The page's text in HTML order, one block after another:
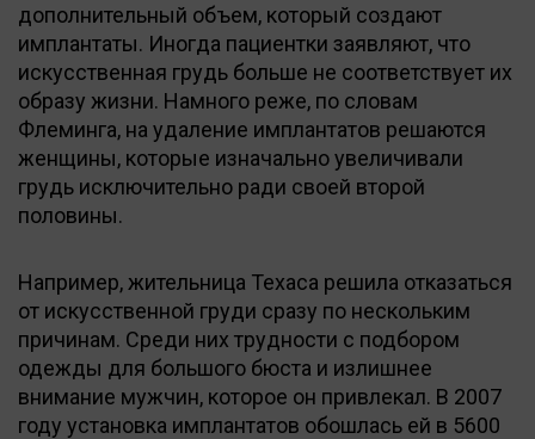
дополнительный объем, который создают
имплантаты. Иногда пациентки заявляют, что
искусственная грудь больше не соответствует их
образу жизни. Намного реже, по словам
Флеминга, на удаление имплантатов решаются
женщины, которые изначально увеличивали
грудь исключительно ради своей второй
половины.
Например, жительница Техаса решила отказаться
от искусственной груди сразу по нескольким
причинам. Среди них трудности с подбором
одежды для большого бюста и излишнее
внимание мужчин, которое он привлекал. В 2007
году установка имплантатов обошлась ей в 5600